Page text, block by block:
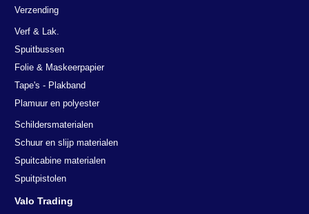
Verzending
Verf & Lak.
Spuitbussen
Folie & Maskeerpapier
Tape's - Plakband
Plamuur en polyester
Schildersmaterialen
Schuur en slijp materialen
Spuitcabine materialen
Spuitpistolen
Valo Trading